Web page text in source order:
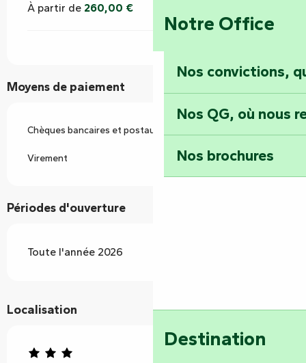
Notre Office
Nos convictions,
Nos QG, où nous
Nos brochures
Destination
À partir de 260,00 €
Moyens de paiement
Chèques bancaires et postaux
Virement
Périodes d'ouverture
Toute l'année 2026
Localisation